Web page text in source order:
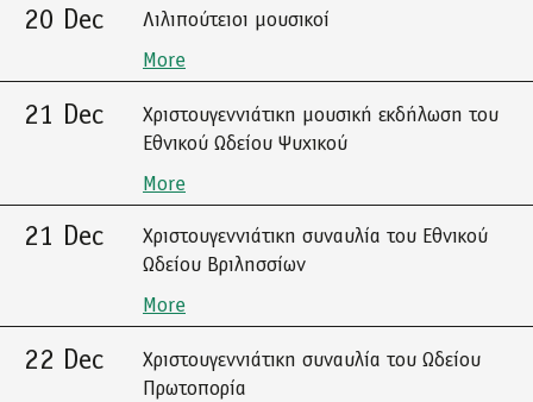
20 Dec
Λιλιπούτειοι μουσικοί
More
21 Dec
Χριστουγεννιάτικη μουσική εκδήλωση του
Εθνικού Ωδείου Ψυχικού
More
21 Dec
Χριστουγεννιάτικη συναυλία του Εθνικού
Ωδείου Βριλησσίων
More
22 Dec
Χριστουγεννιάτικη συναυλία του Ωδείου
Πρωτοπορία